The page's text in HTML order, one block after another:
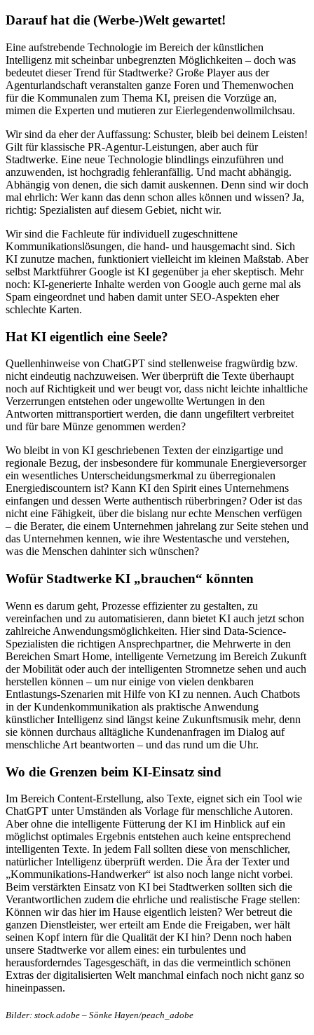
Darauf hat die (Werbe-)Welt gewartet!
Eine aufstrebende Technologie im Bereich der künstlichen
Intelligenz mit scheinbar unbegrenzten Möglichkeiten – doch was
bedeutet dieser Trend für Stadtwerke? Große Player aus der
Agenturlandschaft veranstalten ganze Foren und Themenwochen
für die Kommunalen zum Thema KI, preisen die Vorzüge an,
mimen die Experten und mutieren zur Eierlegendenwollmilchsau.
Wir sind da eher der Auffassung: Schuster, bleib bei deinem Leisten!
Gilt für klassische PR-Agentur-Leistungen, aber auch für
Stadtwerke. Eine neue Technologie blindlings einzuführen und
anzuwenden, ist hochgradig fehleranfällig. Und macht abhängig.
Abhängig von denen, die sich damit auskennen. Denn sind wir doch
mal ehrlich: Wer kann das denn schon alles können und wissen? Ja,
richtig: Spezialisten auf diesem Gebiet, nicht wir.
Wir sind die Fachleute für individuell zugeschnittene
Kommunikationslösungen, die hand- und hausgemacht sind. Sich
KI zunutze machen, funktioniert vielleicht im kleinen Maßstab. Aber
selbst Marktführer Google ist KI gegenüber ja eher skeptisch. Mehr
noch: KI-generierte Inhalte werden von Google auch gerne mal als
Spam eingeordnet und haben damit unter SEO-Aspekten eher
schlechte Karten.
Hat KI eigentlich eine Seele?
Quellenhinweise von ChatGPT sind stellenweise fragwürdig bzw.
nicht eindeutig nachzuweisen. Wer überprüft die Texte überhaupt
noch auf Richtigkeit und wer beugt vor, dass nicht leichte inhaltliche
Verzerrungen entstehen oder ungewollte Wertungen in den
Antworten mittransportiert werden, die dann ungefiltert verbreitet
und für bare Münze genommen werden?
Wo bleibt in von KI geschriebenen Texten der einzigartige und
regionale Bezug, der insbesondere für kommunale Energieversorger
ein wesentliches Unterscheidungsmerkmal zu überregionalen
Energiediscountern ist? Kann KI den Spirit eines Unternehmens
einfangen und dessen Werte authentisch rüberbringen? Oder ist das
nicht eine Fähigkeit, über die bislang nur echte Menschen verfügen
– die Berater, die einem Unternehmen jahrelang zur Seite stehen und
das Unternehmen kennen, wie ihre Westentasche und verstehen,
was die Menschen dahinter sich wünschen?
Wofür Stadtwerke KI „brauchen“ könnten
Wenn es darum geht, Prozesse effizienter zu gestalten, zu
vereinfachen und zu automatisieren, dann bietet KI auch jetzt schon
zahlreiche Anwendungsmöglichkeiten. Hier sind Data-Science-
Spezialisten die richtigen Ansprechpartner, die Mehrwerte in den
Bereichen Smart Home, intelligente Vernetzung im Bereich Zukunft
der Mobilität oder auch der intelligenten Stromnetze sehen und auch
herstellen können – um nur einige von vielen denkbaren
Entlastungs-Szenarien mit Hilfe von KI zu nennen. Auch Chatbots
in der Kundenkommunikation als praktische Anwendung
künstlicher Intelligenz sind längst keine Zukunftsmusik mehr, denn
sie können durchaus alltägliche Kundenanfragen im Dialog auf
menschliche Art beantworten – und das rund um die Uhr.
Wo die Grenzen beim KI-Einsatz sind
Im Bereich Content-Erstellung, also Texte, eignet sich ein Tool wie
ChatGPT unter Umständen als Vorlage für menschliche Autoren.
Aber ohne die intelligente Fütterung der KI im Hinblick auf ein
möglichst optimales Ergebnis entstehen auch keine entsprechend
intelligenten Texte. In jedem Fall sollten diese von menschlicher,
natürlicher Intelligenz überprüft werden. Die Ära der Texter und
„Kommunikations-Handwerker“ ist also noch lange nicht vorbei.
Beim verstärkten Einsatz von KI bei Stadtwerken sollten sich die
Verantwortlichen zudem die ehrliche und realistische Frage stellen:
Können wir das hier im Hause eigentlich leisten? Wer betreut die
ganzen Dienstleister, wer erteilt am Ende die Freigaben, wer hält
seinen Kopf intern für die Qualität der KI hin? Denn noch haben
unsere Stadtwerke vor allem eines: ein turbulentes und
herausforderndes Tagesgeschäft, in das die vermeintlich schönen
Extras der digitalisierten Welt manchmal einfach noch nicht ganz so
hineinpassen.
Bilder: stock.adobe – Sönke Hayen/peach_adobe